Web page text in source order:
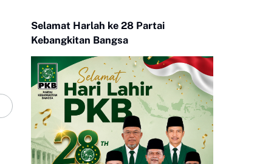
Selamat Harlah ke 28 Partai
Kebangkitan Bangsa